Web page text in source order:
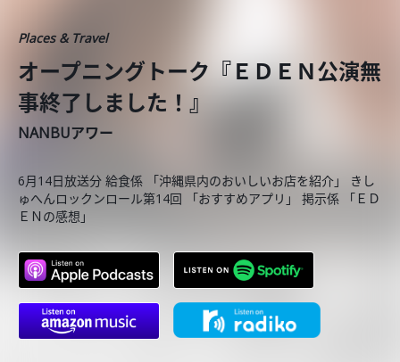
Places & Travel
オープニングトーク『ＥＤＥＮ公演無
事終了しました！』
NANBUアワー
6月14日放送分 給食係 「沖縄県内のおいしいお店を紹介」 きし
ゅへんロックンロール第14回 「おすすめアプリ」 掲示係 「ＥＤ
ＥＮの感想」